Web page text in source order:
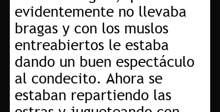
evidentemente no llevaba
bragas y con los muslos
entreabiertos le estaba
dando un buen espectáculo
al condecito. Ahora se
estaban repartiendo las